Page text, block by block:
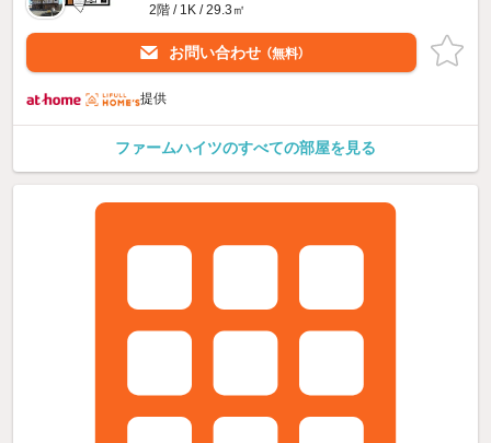
2階 / 1K / 29.3㎡
お問い合わせ （無料）
提供
ファームハイツのすべての部屋を見る